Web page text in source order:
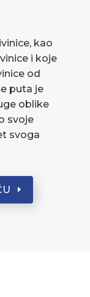
kao
i koje
od
puta je
oblike
svoje
svoga